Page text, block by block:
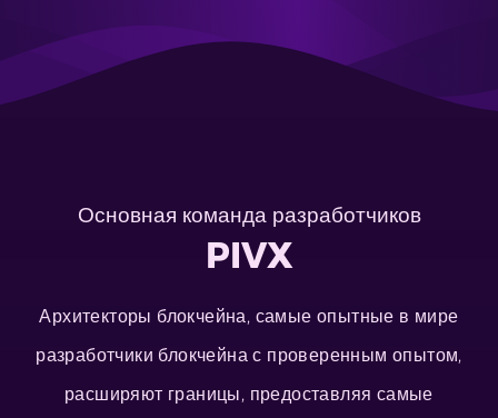
Основная команда разработчиков
PIVX
Архитекторы блокчейна, самые опытные в мире
разработчики блокчейна с проверенным опытом,
расширяют границы, предоставляя самые